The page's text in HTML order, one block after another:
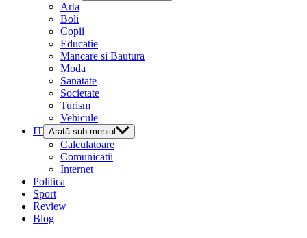
Arta
Boli
Copii
Educatie
Mancare si Bautura
Moda
Sanatate
Societate
Turism
Vehicule
IT Arată sub-meniul
Calculatoare
Comunicatii
Internet
Politica
Sport
Review
Blog